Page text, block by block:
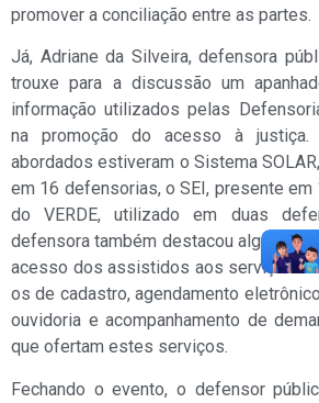
promover a conciliação entre as partes.
Já, Adriane da Silveira, defensora
trouxe para a discussão um
informação utilizados pelas
na promoção do acesso à
abordados estiveram o Sistema
em 16 defensorias, o SEI, presente
do VERDE, utilizado em duas
defensora também destacou alguns
acesso dos assistidos aos serviços
os de cadastro, agendamento
ouvidoria e acompanhamento de
que ofertam estes serviços.
Fechando o evento, o defensor